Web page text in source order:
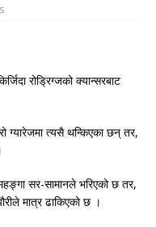
रोड्रिग्जको क्यान्सरबाट
ग्यारेजमा त्यसै थन्किएका छन् तर,
सर-सामानले भरिएको छ तर,
मात्र ढाकिएको छ ।